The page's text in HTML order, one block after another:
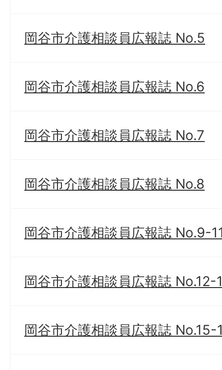
岡谷市介護相談員広報誌 No.5
岡谷市介護相談員広報誌 No.6
岡谷市介護相談員広報誌 No.7
岡谷市介護相談員広報誌 No.8
岡谷市介護相談員広報誌 No.9-
岡谷市介護相談員広報誌 No.12-
岡谷市介護相談員広報誌 No.15-